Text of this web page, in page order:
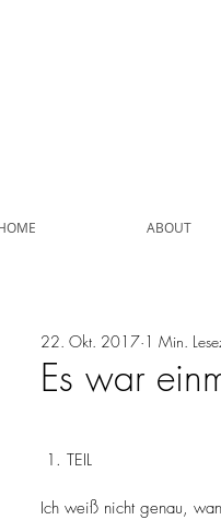
ABOUT
Es war
22. Okt. 2017 1 Min.
1. TEIL
Ich weiß nicht genau,